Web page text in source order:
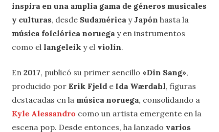
inspira en una amplia gama de géneros musicales
y culturas, desde Sudamérica y Japón hasta la
música folclórica noruega y en instrumentos
como el langeleik y el violín.
En 2017, publicó su primer sencillo «Din Sang»,
producido por Erik Fjeld e Ida Wærdahl, figuras
destacadas en la música noruega, consolidando a
Kyle Alessandro como un artista emergente en la
escena pop. Desde entonces, ha lanzado varios